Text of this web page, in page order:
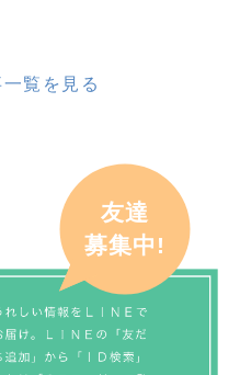
覧を見る
友達
募集中!